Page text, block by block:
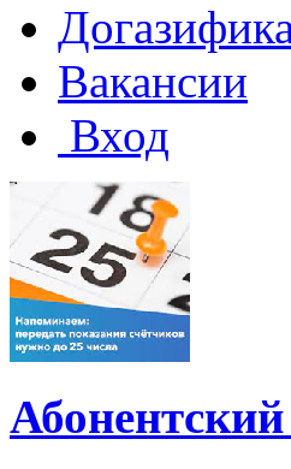
Вакансии
Вход